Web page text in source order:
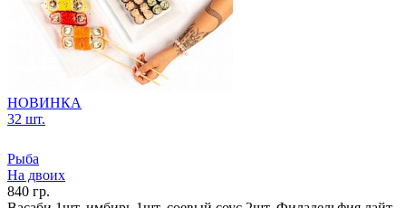
НОВИНКА
32 шт.
Рыба
На двоих
840 гр.